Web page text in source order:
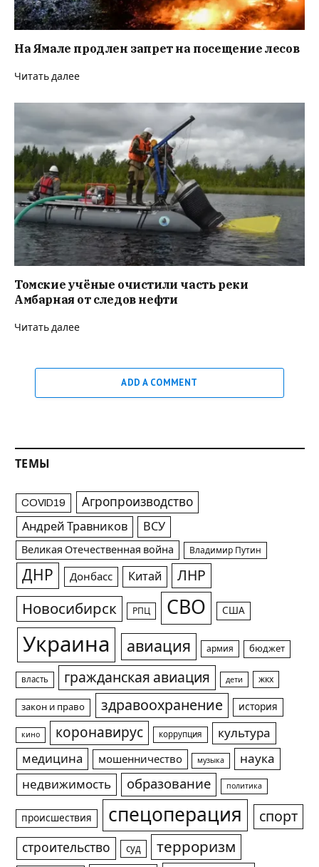
На Ямале продлен запрет на посещение лесов
Читать далее
Томские учёные очистили часть реки
Амбарная от следов нефти
Читать далее
ADD A COMMENT
ТЕМЫ
COVID19 Агропроизводство
Андрей Травников ВСУ
Великая Отечественная война Владимир Путин
ДНР Донбасс Китай ЛНР
Новосибирск РПЦ СВО США
Украина авиация армия бюджет
власть гражданская авиация дети жкх
закон и право здравоохранение история
кино коронавирус коррупция
культура
медицина
мошенничество музыка
наука
недвижимость
образование политика
происшествия спецоперация спорт
строительство суд терроризм